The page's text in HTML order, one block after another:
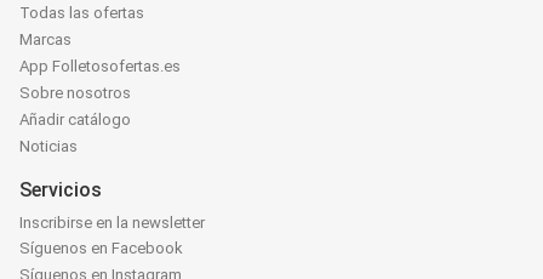
Todas las ofertas
Marcas
App Folletosofertas.es
Sobre nosotros
Añadir catálogo
Noticias
Servicios
Inscribirse en la newsletter
Síguenos en Facebook
Síguenos en Instagram